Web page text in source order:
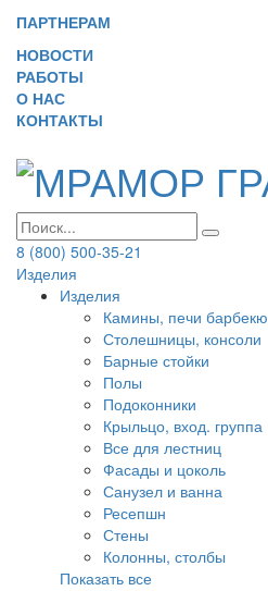
ПАРТНЕРАМ
НОВОСТИ
РАБОТЫ
О НАС
КОНТАКТЫ
8 (800) 500-35-21
Изделия
Изделия
Камины, печи барбекю
Столешницы, консоли
Барные стойки
Полы
Подоконники
Крыльцо, вход. группа
Все для лестниц
Фасады и цоколь
Санузел и ванна
Ресепшн
Стены
Колонны, столбы
Показать все